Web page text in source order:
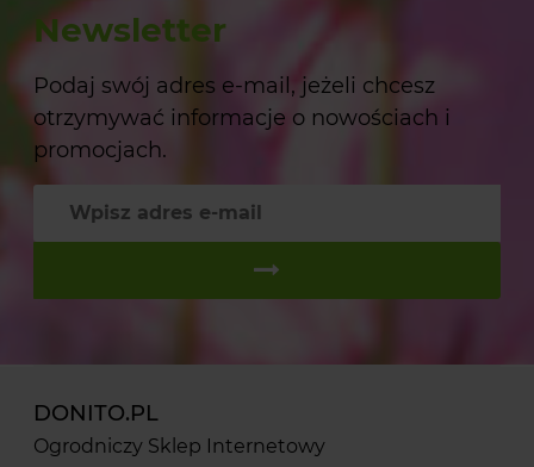
Newsletter
Podaj swój adres e-mail, jeżeli chcesz
otrzymywać informacje o nowościach i
promocjach.
DONITO.PL
Ogrodniczy Sklep Internetowy